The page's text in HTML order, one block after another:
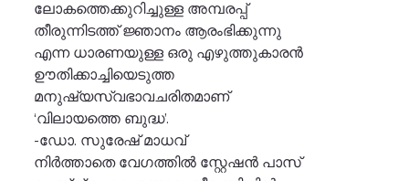
ലോകത്തെക്കുറിച്ചുള്ള അമ്പരപ്പ്
തീരുന്നിടത്ത് ജ്ഞാനം ആരംഭിക്കുന്നു
എന്ന ധാരണയുള്ള ഒരു എഴുത്തുകാരൻ
ഊതിക്കാച്ചിയെടുത്ത
മനുഷ്യസ്വഭാവചരിതമാണ്
‘വിലായത്തെ ബുദ്ധ’.
-ഡോ. സുരേഷ്‌ മാധവ്
നിർത്താതെ വേഗത്തിൽ സ്റ്റേഷൻ പാസ്